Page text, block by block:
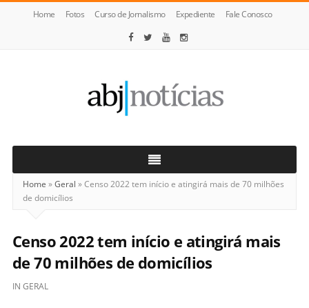
Home Fotos Curso de Jornalismo Expediente Fale Conosco
Notícias
Home »Geral »Censo 2022 tem início e atingirá mais de 70 milhões
de domicílios
Censo 2022 tem início e atingirá mais
de 70 milhões de domicílios
IN GERAL